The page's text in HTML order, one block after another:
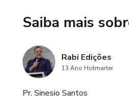
Saiba mais
Rabi Edições
13 Ano Hotmarter
Pr. Sinesio Santos